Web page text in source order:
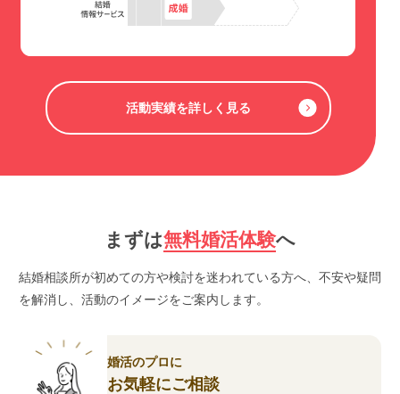
活動実績を詳しく見る
まずは無料婚活体験へ
結婚相談所が初めての方や検討を迷われている方へ、不安や疑問
を解消し、活動のイメージをご案内します。
婚活のプロに
お気軽にご相談